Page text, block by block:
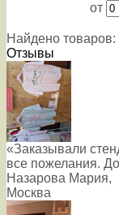
от
Найдено товаров:
Отзывы
«Заказывали
все пожелания.
Назарова Мария,
Москва